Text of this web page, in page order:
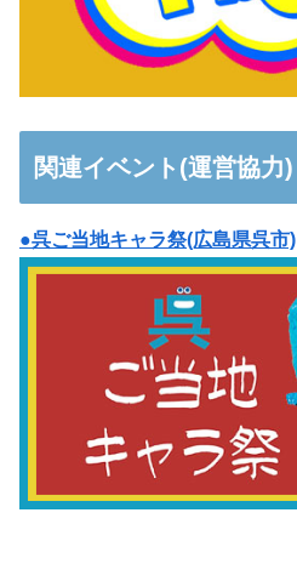
関連イベント(運営協力)
●呉ご当地キャラ祭(広島県呉市)